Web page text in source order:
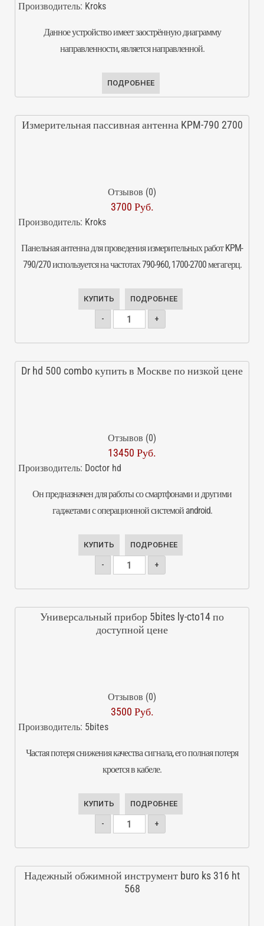
Производитель: Kroks
Данное устройство имеет заострённую диаграмму
направленности, является направленной.
ПОДРОБНЕЕ
Измерительная пассивная антенна KPM-790 2700
Отзывов (0)
3700 Руб.
Производитель: Kroks
Панельная антенна для проведения измерительных работ KPM-
790/270 используется на частотах 790-960, 1700-2700 мегагерц.
КУПИТЬ ПОДРОБНЕЕ
- +
Dr hd 500 combo купить в Москве по низкой цене
Отзывов (0)
13450 Руб.
Производитель: Doctor hd
Он предназначен для работы со смартфонами и другими
гаджетами с операционной системой android.
КУПИТЬ ПОДРОБНЕЕ
- +
Универсальный прибор 5bites ly-cto14 по
доступной цене
Отзывов (0)
3500 Руб.
Производитель: 5bites
Частая потеря снижения качества сигнала, его полная потеря
кроется в кабеле.
КУПИТЬ ПОДРОБНЕЕ
- +
Надежный обжимной инструмент buro ks 316 ht
568